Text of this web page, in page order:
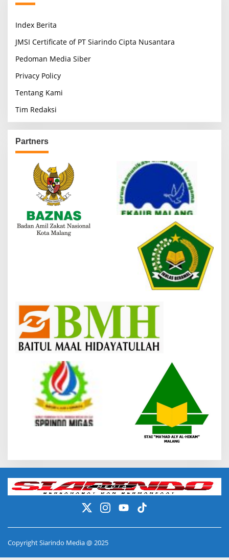
Index Berita
JMSI Certificate of PT Siarindo Cipta Nusantara
Pedoman Media Siber
Privacy Policy
Tentang Kami
Tim Redaksi
Partners
Copyright Siarindo Media @ 2025